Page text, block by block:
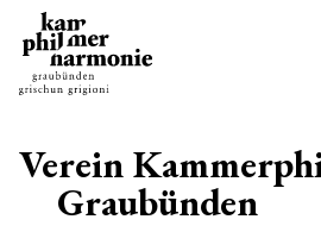
Verein
Graubünden